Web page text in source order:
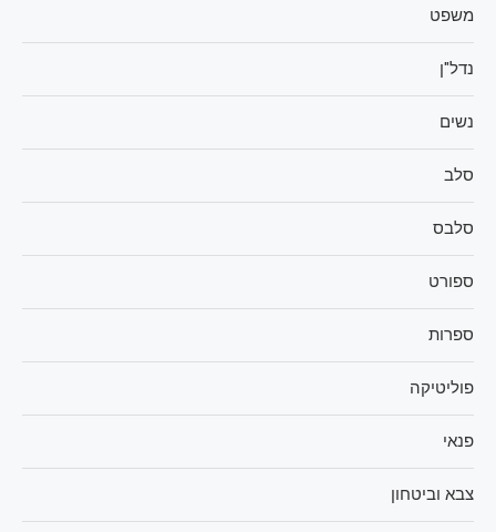
משפט
נדל"ן
נשים
סלב
סלבס
ספורט
ספרות
פוליטיקה
פנאי
צבא וביטחון